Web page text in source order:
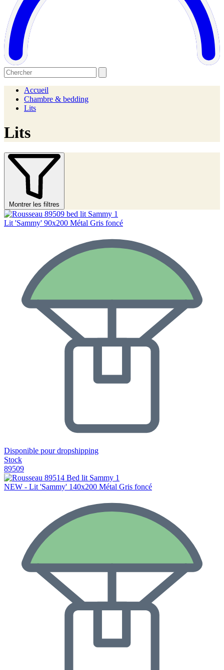
Accueil
Chambre & bedding
Lits
Lits
Montrer les filtres
Lit 'Sammy' 90x200 Métal Gris foncé
Disponible pour dropshipping
Stock
89509
NEW - Lit 'Sammy' 140x200 Métal Gris foncé